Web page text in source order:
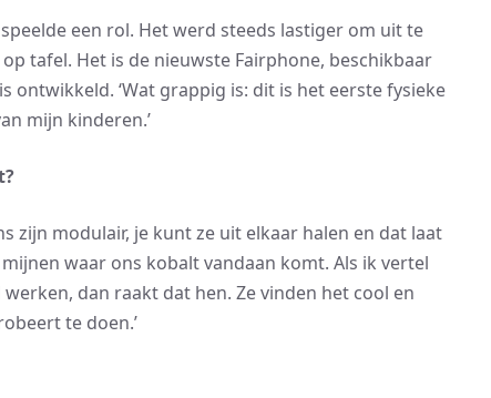
een rol. Het werd steeds lastiger om uit te
tafel. Het is de nieuwste Fairphone, beschikbaar
ontwikkeld. ‘Wat grappig is: dit is het eerste fysieke
mijn kinderen.’
zijn modulair, je kunt ze uit elkaar halen en dat laat
waar ons kobalt vandaan komt. Als ik vertel
dan raakt dat hen. Ze vinden het cool en
te doen.’